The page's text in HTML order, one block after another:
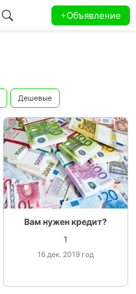
+Объявление
Дешевые
Вам нужен кредит?
1
16 дек. 2019 год